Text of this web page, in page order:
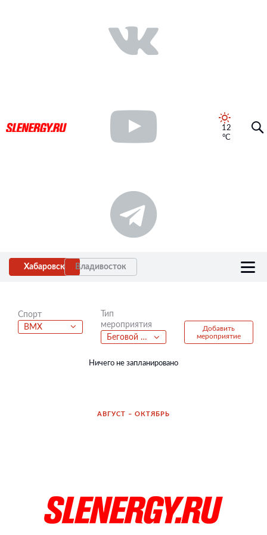
12
°C
Хабаровск Владивосток
Спорт
BMX
Тип
мероприятия
Беговой полумарафон
Добавить
мероприятие
Ничего не запланировано
АВГУСТ – ОКТЯБРЬ